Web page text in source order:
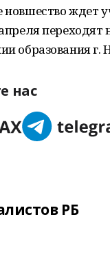
новшество ждет
переходят
образования г.
нас
РБ